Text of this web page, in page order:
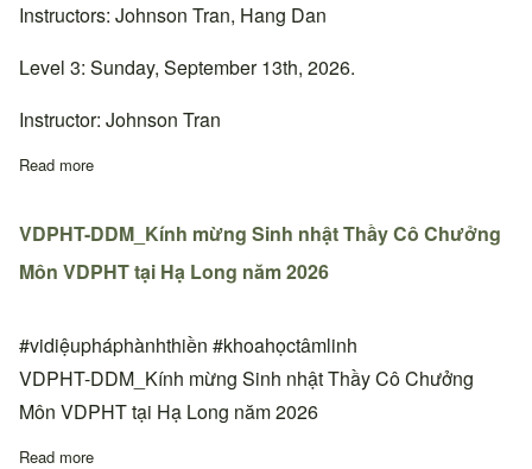
Instructors: Johnson Tran, Hang Dan
Level 3: Sunday, September 13th, 2026.
Instructor: Johnson Tran
Read more
VDPHT-DDM_Kính mừng Sinh nhật Thầy Cô Chưởng
Môn VDPHT tại Hạ Long năm 2026
#vidiệupháphànhthiền #khoahọctâmlinh
VDPHT-DDM_Kính mừng Sinh nhật Thầy Cô Chưởng
Môn VDPHT tại Hạ Long năm 2026
Read more